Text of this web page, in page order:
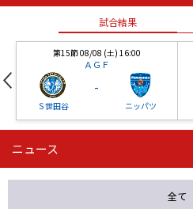
試合結果
第15節 08/08 (土) 16:00
ＡＧＦ
Ｓ世田谷
-
ニッパツ
第16節 09/05 (土) 15:00
ニッパツ
ニュース
全て